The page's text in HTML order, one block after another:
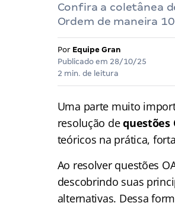
Confira a coletânea
Ordem de maneira
Por Equipe Gran
Publicado em 28/10/25
2 min. de leitura
Uma parte muito
resolução dequestões
teóricos na prática,
Ao resolver questões
descobrindo suas
alternativas. Dessa